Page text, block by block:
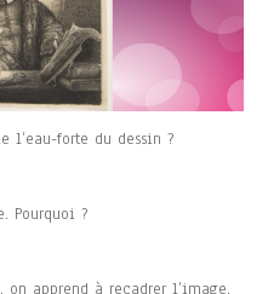
l’eau-forte du dessin ?
Pourquoi ?